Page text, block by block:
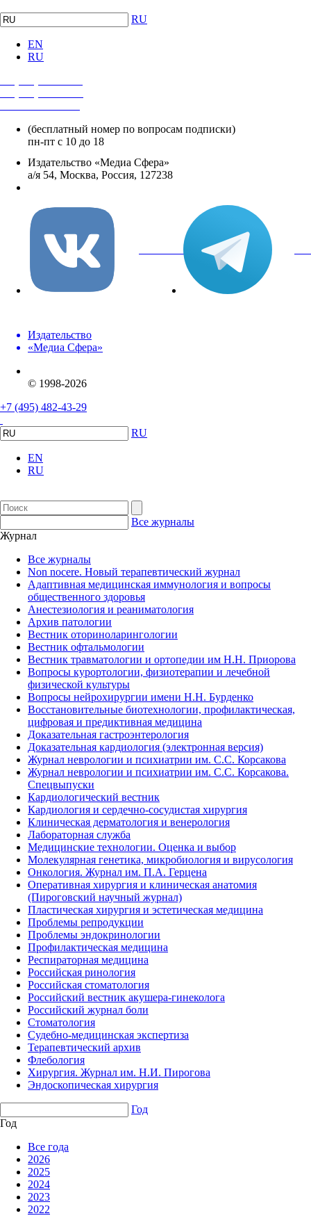
RU
EN
RU
(бесплатный номер по вопросам подписки)
пн-пт с 10 до 18
Издательство «Медиа Сфера»
а/я 54, Москва, Россия, 127238
вКонтакте
Издательство
«Медиа Сфера»
© 1998-2026
+7 (495) 482-43-29
RU
EN
RU
Все журналы
Журнал
Все журналы
Non nocere. Новый терапевтический журнал
Адаптивная медицинская иммунология и вопросы
общественного здоровья
Анестезиология и реаниматология
Архив патологии
Вестник оториноларингологии
Вестник офтальмологии
Вестник травматологии и ортопедии им Н.Н. Приорова
Вопросы курортологии, физиотерапии и лечебной
физической культуры
Вопросы нейрохирургии имени Н.Н. Бурденко
Восстановительные биотехнологии, профилактическая,
цифровая и предиктивная медицина
Доказательная гастроэнтерология
Доказательная кардиология (электронная версия)
Журнал неврологии и психиатрии им. С.С. Корсакова
Журнал неврологии и психиатрии им. С.С. Корсакова.
Спецвыпуски
Кардиологический вестник
Кардиология и сердечно-сосудистая хирургия
Клиническая дерматология и венерология
Лабораторная служба
Медицинские технологии. Оценка и выбор
Молекулярная генетика, микробиология и вирусология
Онкология. Журнал им. П.А. Герцена
Оперативная хирургия и клиническая анатомия
(Пироговский научный журнал)
Пластическая хирургия и эстетическая медицина
Проблемы репродукции
Проблемы эндокринологии
Профилактическая медицина
Респираторная медицина
Российская ринология
Российская стоматология
Российский вестник акушера-гинеколога
Российский журнал боли
Стоматология
Судебно-медицинская экспертиза
Терапевтический архив
Флебология
Хирургия. Журнал им. Н.И. Пирогова
Эндоскопическая хирургия
Год
Год
Все года
2026
2025
2024
2023
2022